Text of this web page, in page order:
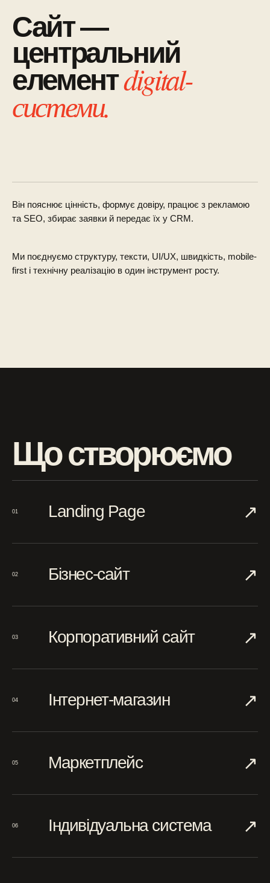
Сайт —
центральний
елементdigital-
системи.
Він пояснює цінність, формує довіру, працює з рекламою
та SEO, збирає заявки й передає їх у CRM.
Ми поєднуємо структуру, тексти, UI/UX, швидкість, mobile-
first і технічну реалізацію в один інструмент росту.
Що створюємо
01 Landing Page ↗︎
02 Бізнес-сайт ↗︎
03 Корпоративний сайт ↗︎
04 Інтернет-магазин ↗︎
05 Маркетплейс ↗︎
06 Індивідуальна система ↗︎